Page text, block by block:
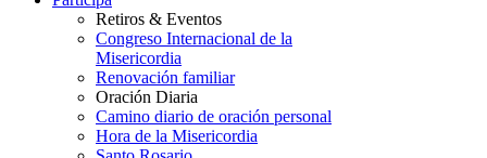
Retiros & Eventos
Congreso Internacional de la
Misericordia
Renovación familiar
Oración Diaria
Camino diario de oración personal
Hora de la Misericordia